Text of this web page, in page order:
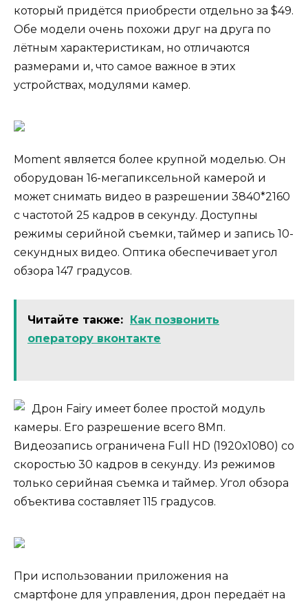
который придётся приобрести отдельно за $49.
Обе модели очень похожи друг на друга по
лётным характеристикам, но отличаются
размерами и, что самое важное в этих
устройствах, модулями камер.
Moment является более крупной моделью. Он
оборудован 16-мегапиксельной камерой и
может снимать видео в разрешении 3840*2160
с частотой 25 кадров в секунду. Доступны
режимы серийной съемки, таймер и запись 10-
секундных видео. Оптика обеспечивает угол
обзора 147 градусов.
Читайте также: Как позвонить
оператору вконтакте
Дрон Fairy имеет более простой модуль
камеры. Его разрешение всего 8Мп.
Видеозапись ограничена Full HD (1920х1080) со
скоростью 30 кадров в секунду. Из режимов
только серийная съемка и таймер. Угол обзора
объектива составляет 115 градусов.
При использовании приложения на
смартфоне для управления, дрон передаёт на